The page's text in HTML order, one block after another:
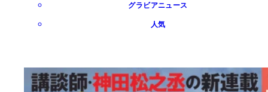
グラビアニュース
人気